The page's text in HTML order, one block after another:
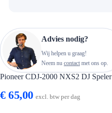
Advies nodig?
Wij helpen u graag!
Neem nu contact met ons op.
Pioneer CDJ-2000 NXS2 DJ Speler
€65,00 excl. btw per dag